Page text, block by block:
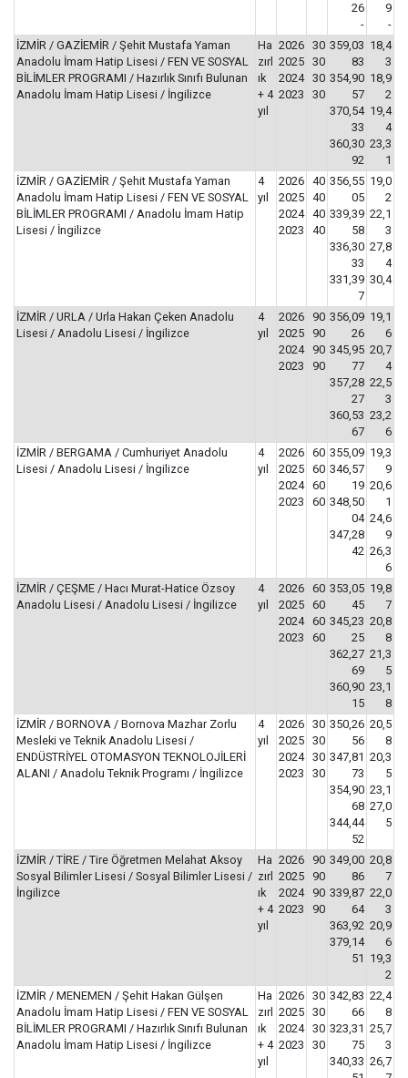
26
-
9
-
İZMİR / GAZİEMİR / Şehit Mustafa Yaman
Anadolu İmam Hatip Lisesi / FEN VE SOSYAL
BİLİMLER PROGRAMI / Hazırlık Sınıfı Bulunan
Anadolu İmam Hatip Lisesi / İngilizce
Ha
zırl
ık
+ 4
yıl
2026
2025
2024
2023
30
30
30
30
359,03
83
354,90
57
370,54
33
360,30
92
18,4
3
18,9
2
19,4
4
23,3
1
İZMİR / GAZİEMİR / Şehit Mustafa Yaman
Anadolu İmam Hatip Lisesi / FEN VE SOSYAL
BİLİMLER PROGRAMI / Anadolu İmam Hatip
Lisesi / İngilizce
4
yıl
2026
2025
2024
2023
40
40
40
40
356,55
05
339,39
58
336,30
33
331,39
7
19,0
2
22,1
3
27,8
4
30,4
İZMİR / URLA / Urla Hakan Çeken Anadolu
Lisesi / Anadolu Lisesi / İngilizce
4
yıl
2026
2025
2024
2023
90
90
90
90
356,09
26
345,95
77
357,28
27
360,53
67
19,1
6
20,7
4
22,5
3
23,2
6
İZMİR / BERGAMA / Cumhuriyet Anadolu
Lisesi / Anadolu Lisesi / İngilizce
4
yıl
2026
2025
2024
2023
60
60
60
60
355,09
346,57
19
348,50
04
347,28
42
19,3
9
20,6
1
24,6
9
26,3
6
İZMİR / ÇEŞME / Hacı Murat-Hatice Özsoy
Anadolu Lisesi / Anadolu Lisesi / İngilizce
4
yıl
2026
2025
2024
2023
60
60
60
60
353,05
45
345,23
25
362,27
69
360,90
15
19,8
7
20,8
8
21,3
5
23,1
8
İZMİR / BORNOVA / Bornova Mazhar Zorlu
Mesleki ve Teknik Anadolu Lisesi /
ENDÜSTRİYEL OTOMASYON TEKNOLOJİLERİ
ALANI / Anadolu Teknik Programı / İngilizce
4
yıl
2026
2025
2024
2023
30
30
30
30
350,26
56
347,81
73
354,90
68
344,44
52
20,5
8
20,3
5
23,1
27,0
5
İZMİR / TİRE / Tire Öğretmen Melahat Aksoy
Sosyal Bilimler Lisesi / Sosyal Bilimler Lisesi /
İngilizce
Ha
zırl
ık
+ 4
yıl
2026
2025
2024
2023
90
90
90
90
349,00
86
339,87
64
363,92
379,14
51
20,8
7
22,0
3
20,9
6
19,3
2
İZMİR / MENEMEN / Şehit Hakan Gülşen
Anadolu İmam Hatip Lisesi / FEN VE SOSYAL
BİLİMLER PROGRAMI / Hazırlık Sınıfı Bulunan
Anadolu İmam Hatip Lisesi / İngilizce
Ha
zırl
ık
+ 4
yıl
2026
2025
2024
2023
30
30
30
30
342,83
66
323,31
75
340,33
22,4
8
25,7
3
26,7